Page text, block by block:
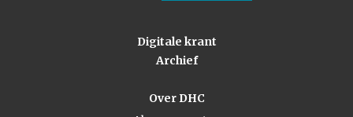
Digitale krant
Archief
Over DHC